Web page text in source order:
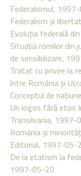
Federalismul,
Federalism şi
Evoluţia federală
Situaţia romilor din
de sensibilizare,
Tratat cu privire la
între România şi
Conceptul de
Un logos fără etos
Transilvania, 1997-
România şi
Editorial, 1997-05-
De la etatism la
1997-05-20